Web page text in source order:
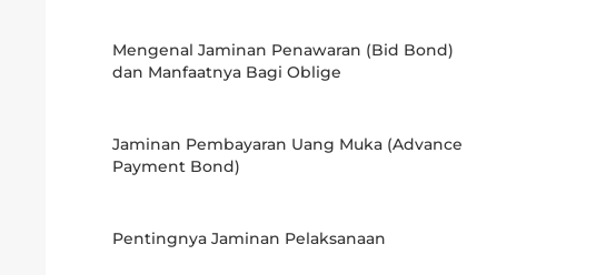
Mengenal Jaminan Penawaran (Bid Bond)
dan Manfaatnya Bagi Oblige
Jaminan Pembayaran Uang Muka (Advance
Payment Bond)
Pentingnya Jaminan Pelaksanaan